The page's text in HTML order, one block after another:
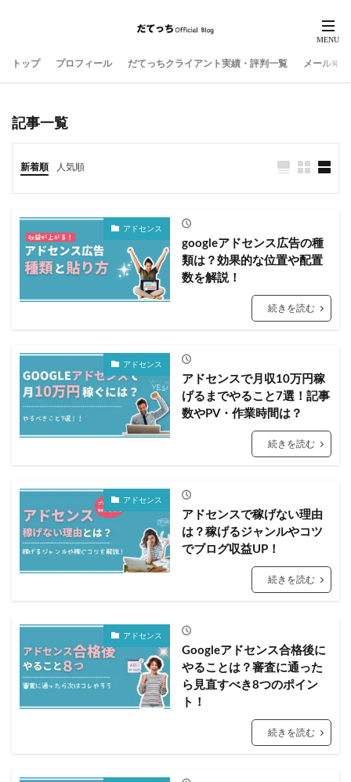
トップ プロフィール だてっちクライアント実績・評判一覧 メールマ
記事一覧
新着順 人気順
アドセンス
googleアドセンス広告の種
類は？効果的な位置や配置
数を解説！
続きを読む
アドセンス
アドセンスで月収10万円稼
げるまでやること7選！記事
数やPV・作業時間は？
続きを読む
アドセンス
アドセンスで稼げない理由
は？稼げるジャンルやコツ
でブログ収益UP！
続きを読む
アドセンス
Googleアドセンス合格後に
やることは？審査に通った
ら見直すべき8つのポイン
ト！
続きを読む